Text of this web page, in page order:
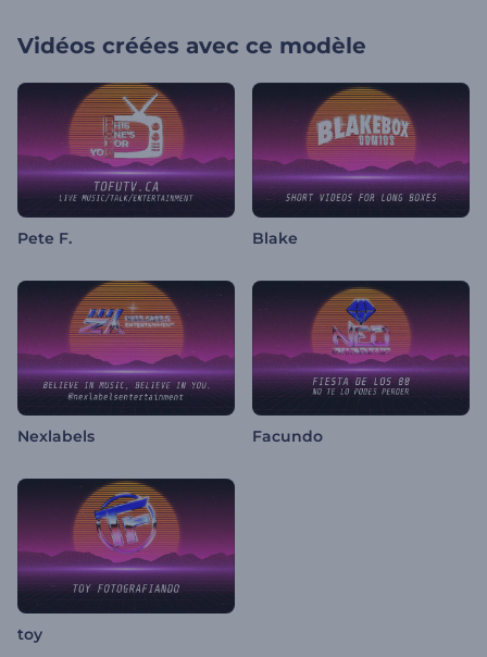
Vidéos créées avec ce modèle
Pete F. Blake
Nexlabels Facundo
toy